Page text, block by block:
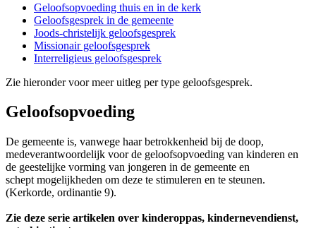
Geloofsopvoeding thuis en in de kerk
Geloofsgesprek in de gemeente
Joods-christelijk geloofsgesprek
Missionair geloofsgesprek
Interreligieus geloofsgesprek
Zie hieronder voor meer uitleg per type geloofsgesprek.
Geloofsopvoeding
De gemeente is, vanwege haar betrokkenheid bij de doop,
medeverantwoordelijk voor de geloofsopvoeding van kinderen en
de geestelijke vorming van jongeren in de gemeente en
schept mogelijkheden om deze te stimuleren en te steunen.
(Kerkorde, ordinantie 9).
Zie deze serie artikelen over kinderoppas, kindernevendienst,